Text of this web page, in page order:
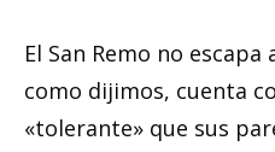
El San Remo no
como dijimos, cuenta
«tolerante» que sus